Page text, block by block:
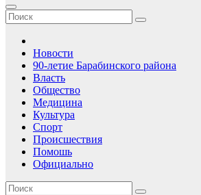
Новости
90-летие Барабинского района
Власть
Общество
Медицина
Культура
Спорт
Происшествия
Помошь
Официально